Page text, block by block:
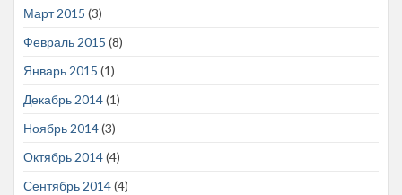
Март 2015 (3)
Февраль 2015 (8)
Январь 2015 (1)
Декабрь 2014(1)
Ноябрь 2014(3)
Октябрь 2014(4)
Сентябрь 2014(4)